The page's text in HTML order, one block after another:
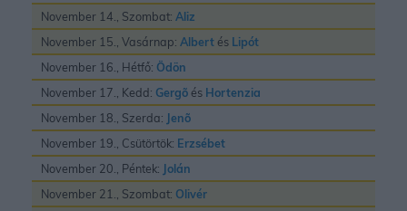
November 14., Szombat: Aliz
November 15., Vasárnap: Albert és Lipót
November 16., Hétfő: Ödön
November 17., Kedd: Gergõ és Hortenzia
November 18., Szerda: Jenõ
November 19., Csütörtök: Erzsébet
November 20., Péntek: Jolán
November 21., Szombat: Olivér